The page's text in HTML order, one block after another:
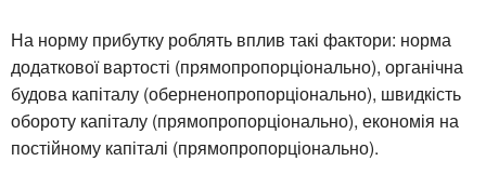
На норму прибутку роблять вплив такі фактори: норма
додаткової вартості (прямопропорціонально), органічна
будова капіталу (оберненопропорціонально), швидкість
обороту капіталу (прямопропорціонально), економія на
постійному капіталі (прямопропорціонально).